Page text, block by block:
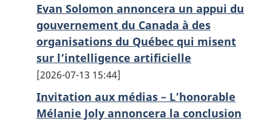
Evan Solomon annoncera un appui du
gouvernement du Canada à des
organisations du Québec qui misent
sur l’intelligence artificielle
2026-07-13 15:44
Invitation aux médias – L’honorable
Mélanie Joly annoncera la conclusion